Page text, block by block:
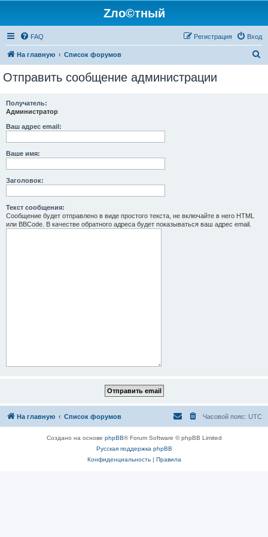
Zло©тный
FAQ Вход
Регистрация
На главную Список форумов
Отправить сообщение администрации
Получатель:
Администратор
Ваш адрес email:
Ваше имя:
Заголовок:
Текст сообщения:
Сообщение будет отправлено в виде простого текста, не включайте в него HTML
или BBCode. В качестве обратного адреса будет показываться ваш адрес email.
На главную Список форумов Часовой пояс: UTC
Создано на основе phpBB® Forum Software © phpBB Limited
Русская поддержка phpBB
Конфиденциальность| Правила